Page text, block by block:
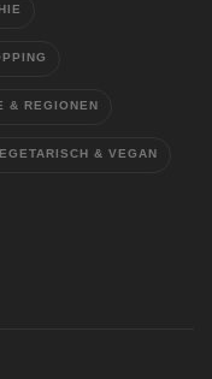
& REGIONEN
& VEGAN